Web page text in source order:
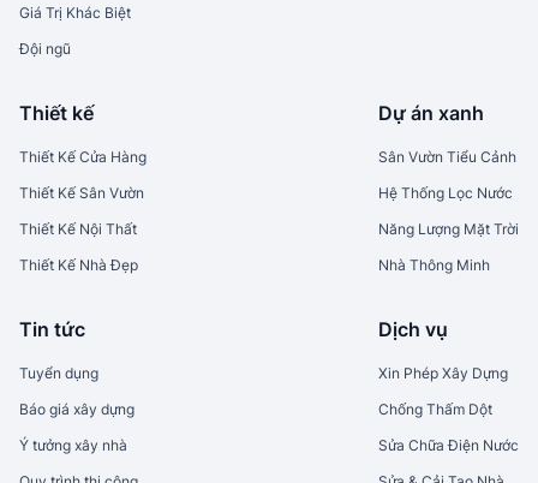
Giá Trị Khác Biệt
Đội ngũ
Thiết kế
Thiết Kế Cửa Hàng
Thiết Kế Sân Vườn
Thiết Kế Nội Thất
Thiết Kế Nhà Đẹp
Dự án xanh
Sân Vườn Tiểu Cảnh
Hệ Thống Lọc Nước
Năng Lượng Mặt Trời
Nhà Thông Minh
Tin tức
Tuyển dụng
Báo giá xây dựng
Ý tưởng xây nhà
Dịch vụ
Xin Phép Xây Dựng
Chống Thấm Dột
Sửa Chữa Điện Nước